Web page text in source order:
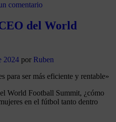
comentario
del World
2024 por Ruben
para ser más eficiente y rentable»
World Football Summit, ¿cómo
en el fútbol tanto dentro